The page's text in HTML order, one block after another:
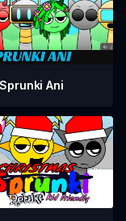
Sprunki Ani